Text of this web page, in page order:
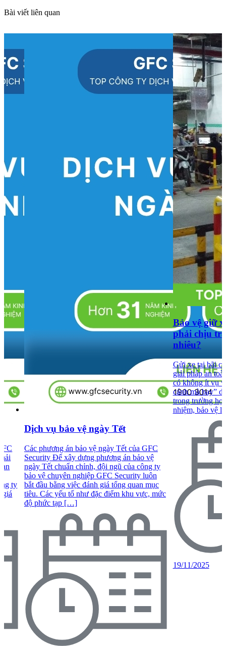
Bài viết liên quan
ty
giá
Dịch vụ bảo vệ ngày Tết
Các phương án bảo vệ ngày Tết của GFC
Security Để xây dựng phương án bảo vệ
ngày Tết chuẩn chỉnh, đội ngũ của công ty
bảo vệ chuyên nghiệp GFC Security luôn
bắt đầu bằng việc đánh giá tổng quan mục
tiêu. Các yếu tố như đặc điểm khu vực, mức
độ phức tạp […]
Bảo vệ giữ
phải chịu
nhiêu?
Gửi xe tại bãi
giải pháp an
có không ít vụ
cánh mà bay”
trong trường
nhiệm, bảo vệ
19/11/2025